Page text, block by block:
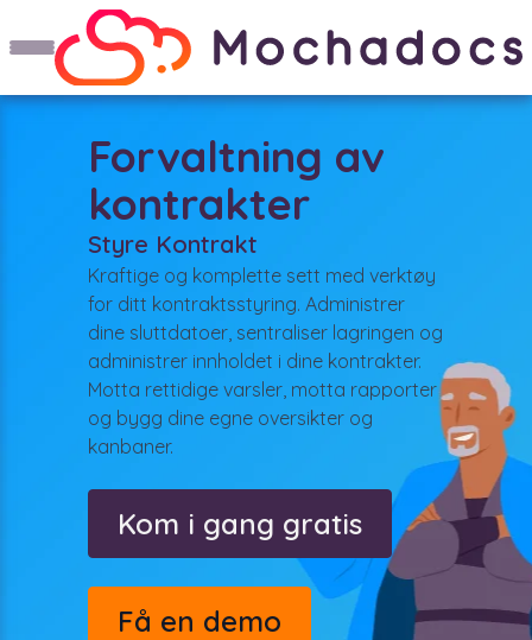
Forvaltning av
kontrakter
Styre Kontrakt
Kraftige og komplette sett med verktøy
for ditt kontraktsstyring. Administrer
dine sluttdatoer, sentraliser lagringen og
administrer innholdet i dine kontrakter.
Motta rettidige varsler, motta rapporter
og bygg dine egne oversikter og
kanbaner.
Kom i gang gratis
Få en demo